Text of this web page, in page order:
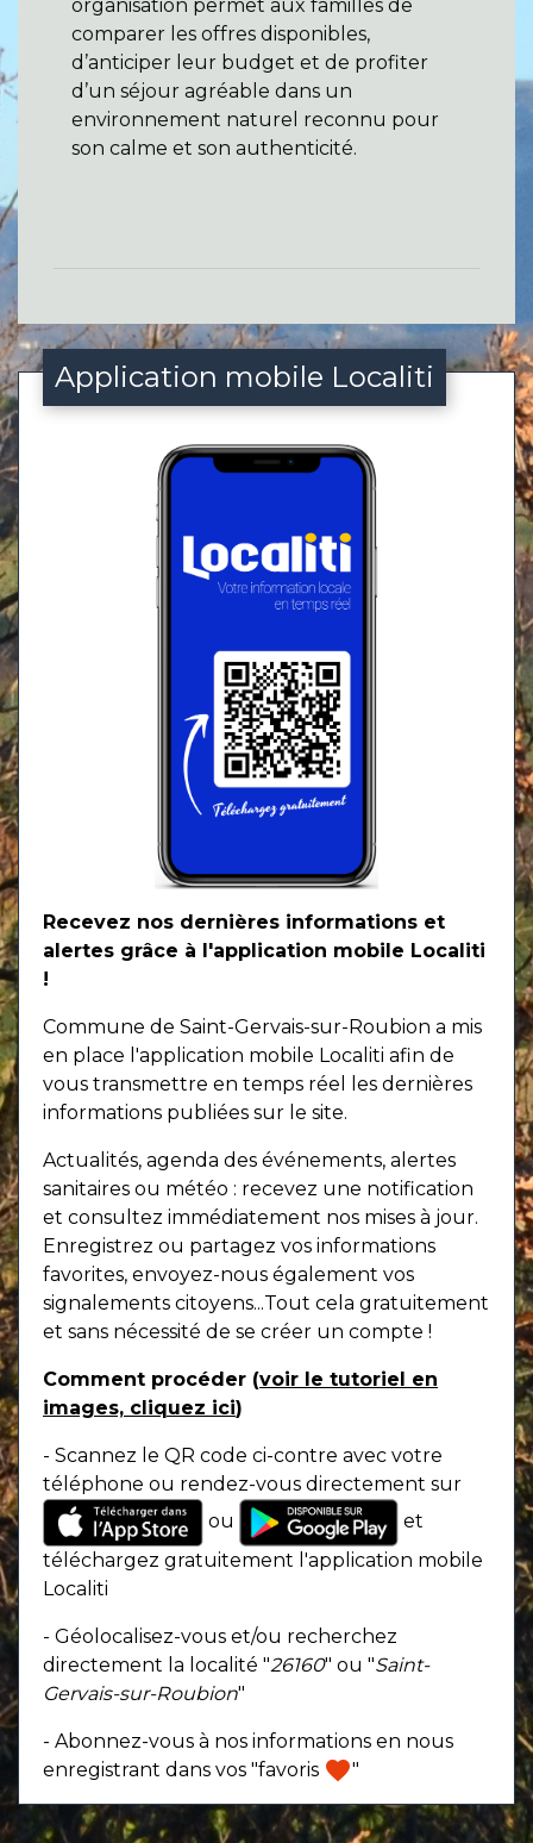
organisation permet aux familles de
comparer les offres disponibles,
d’anticiper leur budget et de profiter
d’un séjour agréable dans un
environnement naturel reconnu pour
son calme et son authenticité.
Application mobile Localiti
Recevez nos dernières informations et
alertes grâce à l'application mobile Localiti
!
Commune de Saint-Gervais-sur-Roubion a mis
en place l'application mobile Localiti afin de
vous transmettre en temps réel les dernières
informations publiées sur le site.
Actualités, agenda des événements, alertes
sanitaires ou météo : recevez une notification
et consultez immédiatement nos mises à jour.
Enregistrez ou partagez vos informations
favorites, envoyez-nous également vos
signalements citoyens...Tout cela gratuitement
et sans nécessité de se créer un compte !
Comment procéder (voir le tutoriel en
images, cliquez ici)
- Scannez le QR code ci-contre avec votre
téléphone ou rendez-vous directement sur
ou
et
téléchargez gratuitement l'application mobile
Localiti
- Géolocalisez-vous et/ou recherchez
directement la localité "26160" ou "Saint-
Gervais-sur-Roubion"
- Abonnez-vous à nos informations en nous
enregistrant dans vos "favoris favorite"